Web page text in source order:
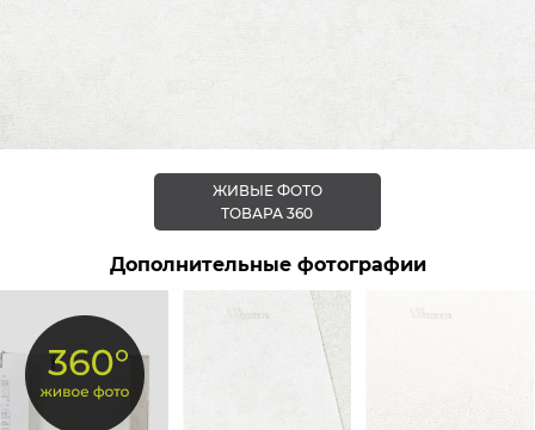
ЖИВЫЕ ФОТО
ТОВАРА 360
Дополнительные фотографии